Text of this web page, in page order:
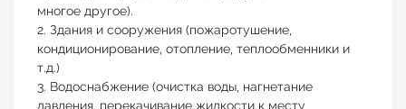
многое другое).
2. Здания и сооружения (пожаротушение,
кондиционирование, отопление, теплообменники и
т.д.)
3. Водоснабжение (очистка воды, нагнетание
давления, перекачивание жидкости к месту